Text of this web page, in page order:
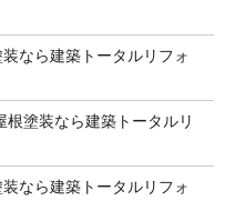
なら建築トータルリフォ
塗装なら建築トータルリ
なら建築トータルリフォ